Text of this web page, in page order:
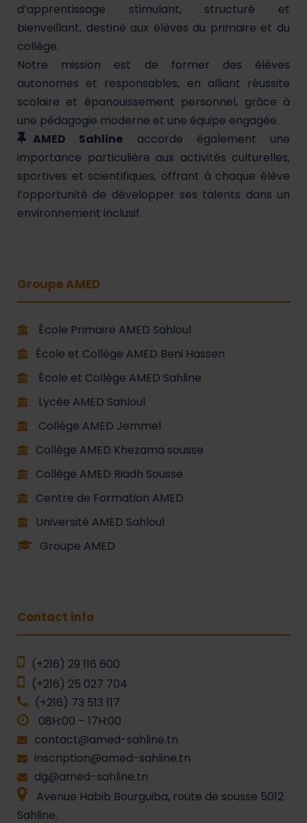
d’apprentissage stimulant, structuré et
bienveillant, destiné aux élèves du primaire et du
collège.
Notre mission est de former des élèves
autonomes et responsables, en alliant réussite
scolaire et épanouissement personnel, grâce à
une pédagogie moderne et une équipe engagée.
AMED Sahline accorde également une
importance particulière aux activités culturelles,
sportives et scientifiques, offrant à chaque élève
l’opportunité de développer ses talents dans un
environnement inclusif.
Groupe AMED
École Primaire AMED Sahloul
École et Collège AMED Beni Hassen
École et Collège AMED Sahline
Lycée AMED Sahloul
Collège AMED Jemmel
Collège AMED Khezama sousse
Collège AMED Riadh Sousse
Centre de Formation AMED
Université AMED Sahloul
Groupe AMED
Contact info
(+216) 29 116 600
(+216) 25 027 704
(+216) 73 513 117
08H:00 – 17H:00
contact@amed-sahline.tn
inscription@amed-sahline.tn
dg@amed-sahline.tn
Avenue Habib Bourguiba, route de sousse 5012
Sahline.